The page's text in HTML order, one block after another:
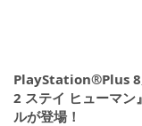
PlayStation®Plus 8
2 ステイ ヒューマ
ルが登場！